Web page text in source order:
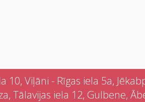
Viļāni - Rīgas iela 5a,
Tālavijas iela 12, Gulbene,